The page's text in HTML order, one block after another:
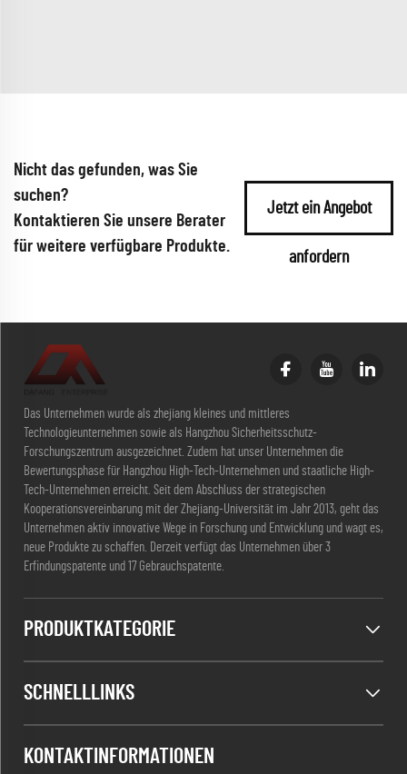
Nicht das gefunden, was Sie
suchen?
Kontaktieren Sie unsere Berater
für weitere verfügbare Produkte.
Jetzt ein Angebot
anfordern
Das Unternehmen wurde als zhejiang kleines und mittleres
Technologieunternehmen sowie als Hangzhou Sicherheitsschutz-
Forschungszentrum ausgezeichnet. Zudem hat unser Unternehmen die
Bewertungsphase für Hangzhou High-Tech-Unternehmen und staatliche High-
Tech-Unternehmen erreicht. Seit dem Abschluss der strategischen
Kooperationsvereinbarung mit der Zhejiang-Universität im Jahr 2013, geht das
Unternehmen aktiv innovative Wege in Forschung und Entwicklung und wagt es,
neue Produkte zu schaffen. Derzeit verfügt das Unternehmen über 3
Erfindungspatente und 17 Gebrauchspatente.
PRODUKTKATEGORIE
SCHNELLLINKS
KONTAKTINFORMATIONEN